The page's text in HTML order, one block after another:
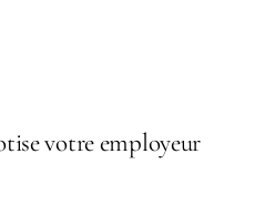
votre employeur